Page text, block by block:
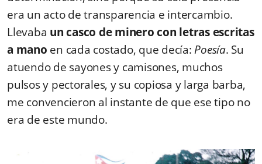
era un acto de transparencia e intercambio.
Llevaba un casco de minero con letras escritas
a mano en cada costado, que decía: Poesía. Su
atuendo de sayones y camisones, muchos
pulsos y pectorales, y su copiosa y larga barba,
me convencieron al instante de que ese tipo no
era de este mundo.